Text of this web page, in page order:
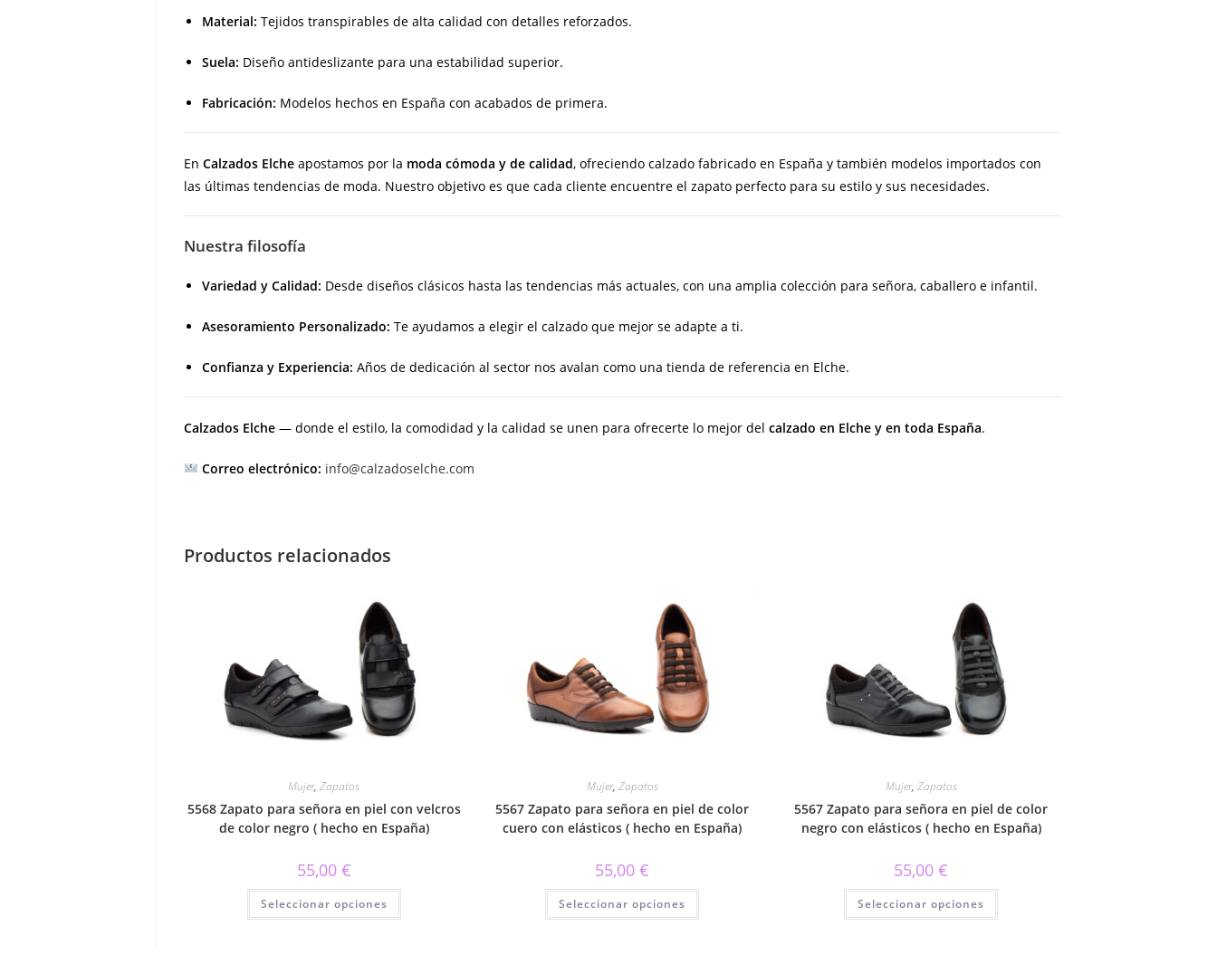
Material: Tejidos transpirables de alta calidad con detalles reforzados.
Suela: Diseño antideslizante para una estabilidad superior.
Fabricación: Modelos hechos en España con acabados de primera.
En Calzados Elche apostamos por la moda cómoda y de calidad, ofreciendo calzado fabricado en España y también modelos importados con
las últimas tendencias de moda. Nuestro objetivo es que cada cliente encuentre el zapato perfecto para su estilo y sus necesidades.
Nuestra filosofía
Variedad y Calidad: Desde diseños clásicos hasta las tendencias más actuales, con una amplia colección para señora, caballero e infantil.
Asesoramiento Personalizado: Te ayudamos a elegir el calzado que mejor se adapte a ti.
Confianza y Experiencia: Años de dedicación al sector nos avalan como una tienda de referencia en Elche.
Calzados Elche — donde el estilo, la comodidad y la calidad se unen para ofrecerte lo mejor del calzado en Elche y en toda España.
Correo electrónico: info@calzadoselche.com
Productos relacionados
Mujer,Zapatos
5568 Zapato para señora en piel con velcros
de color negro ( hecho en España)
55,00 €
Seleccionar opciones
Este
tiene
Mujer, Zapatos
5567 Zapato para señora en piel de color
cuero con elásticos ( hecho en España)
55,00€
Seleccionar opciones
Este
tiene
Mujer, Zapatos
5567 Zapato para señora en piel de color
negro con elásticos ( hecho en España)
55,00€
Seleccionar opciones
Este
tiene